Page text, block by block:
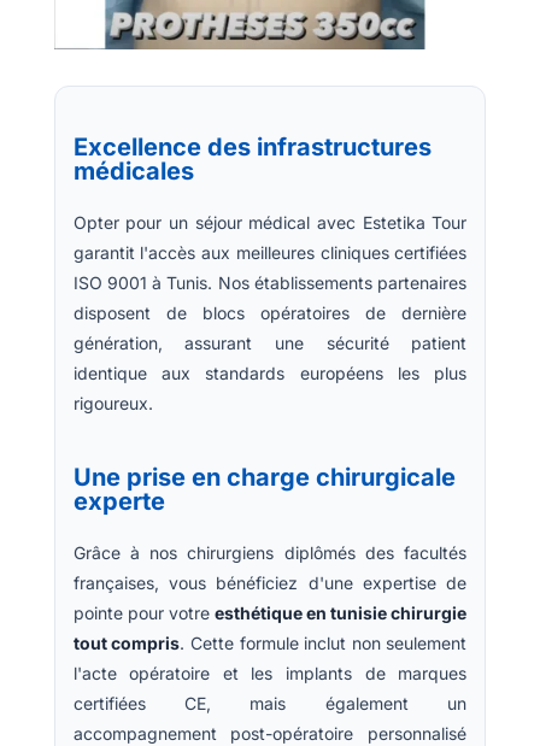
Excellence des infrastructures
médicales
Opter pour un séjour médical avec Estetika Tour
garantit l'accès aux meilleures cliniques certifiées
ISO 9001 à Tunis. Nos établissements partenaires
disposent de blocs opératoires de dernière
génération, assurant une sécurité patient
identique aux standards européens les plus
rigoureux.
Une prise en charge chirurgicale
experte
Grâce à nos chirurgiens diplômés des facultés
françaises, vous bénéficiez d'une expertise de
pointe pour votre esthétique en tunisie chirurgie
tout compris. Cette formule inclut non seulement
l'acte opératoire et les implants de marques
certifiées CE, mais également un
accompagnement post-opératoire personnalisé